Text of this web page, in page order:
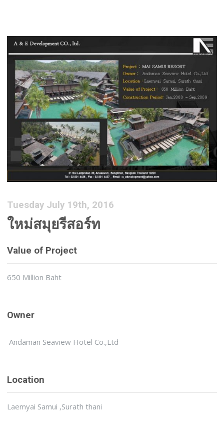
Tuesday July 19th, 2016
ใหม่สมุยรีสอร์ท
Value of Project
650 Million Baht
Owner
Andaman Seaview Hotel Co.,Ltd
Location
Laemyai Samui ,Surath thani